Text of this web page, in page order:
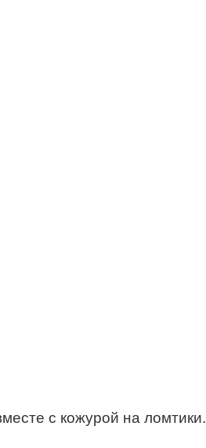
с кожурой на ломтики.